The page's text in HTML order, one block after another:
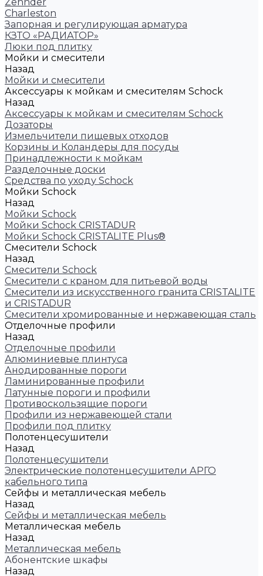
Charleston
Запорная и регулирующая арматура
КЗТО «РАДИАТОР»
Люки под плитку
Мойки и смесители
Назад
Мойки и смесители
Аксессуары к мойкам и смесителям Schock
Назад
Аксессуары к мойкам и смесителям Schock
Дозаторы
Измельчители пищевых отходов
Корзины и Коландеры для посуды
Принадлежности к мойкам
Разделочные доски
Средства по уходу Schock
Мойки Schock
Назад
Мойки Schock
Мойки Schock CRISTADUR
Мойки Schock CRISTALITE Plus®
Смесители Schock
Назад
Смесители Schock
Cмесители с краном для питьевой воды
Смесители из искуcственного гранита CRISTALITE
и CRISTADUR
Смесители хромированные и нержавеющая сталь
Отделочные профили
Назад
Отделочные профили
Алюминиевые плинтуса
Анодированные пороги
Ламинированные профили
Латунные пороги и профили
Противоскользящие пороги
Профили из нержавеющей стали
Профили под плитку
Полотенцесушители
Назад
Полотенцесушители
Электрические полотенцесушители АРГО
кабельного типа
Сейфы и металлическая мебель
Назад
Сейфы и металлическая мебель
Металлическая мебель
Назад
Металлическая мебель
Абонентские шкафы
Назад